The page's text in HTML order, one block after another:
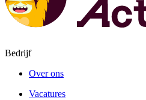
Bedrijf
Over ons
Vacatures